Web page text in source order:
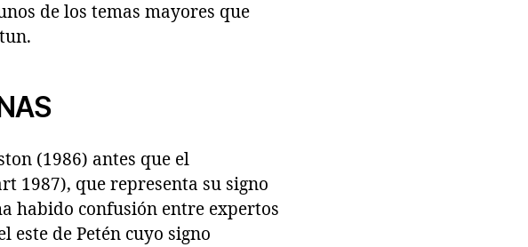
de los temas mayores que
(1986) antes que el
1987), que representa su signo
habido confusión entre expertos
de Petén cuyo signo